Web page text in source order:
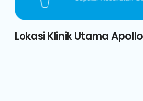
Lokasi Klinik Utama Apollo